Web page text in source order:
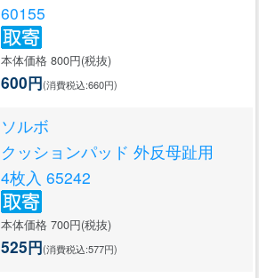
60155
本体価格 800円(税抜)
600円(消費税込:660円)
ソルボ
クッションパッド 外反母趾用
4枚入 65242
本体価格 700円(税抜)
525円(消費税込:577円)